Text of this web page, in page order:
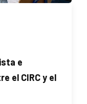
e
el CIRC y el